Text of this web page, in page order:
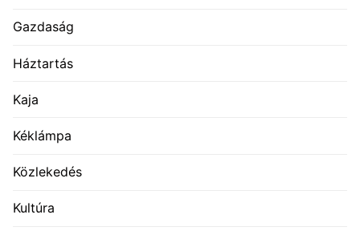
Gazdaság
Háztartás
Kaja
Kéklámpa
Közlekedés
Kultúra